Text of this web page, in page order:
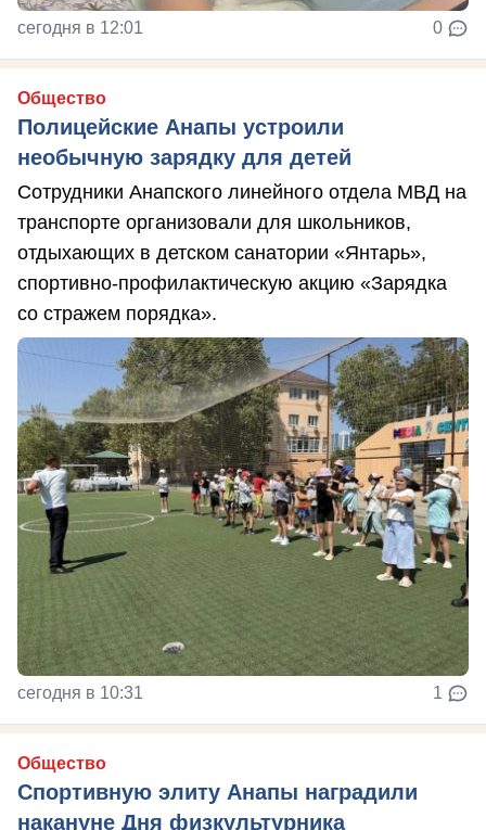
сегодня в 12:01 0
Общество
Полицейские Анапы устроили
необычную зарядку для детей
Сотрудники Анапского линейного отдела МВД на
транспорте организовали для школьников,
отдыхающих в детском санатории «Янтарь»,
спортивно-профилактическую акцию «Зарядка
со стражем порядка».
сегодня в 10:31 1
Общество
Спортивную элиту Анапы наградили
накануне Дня физкультурника